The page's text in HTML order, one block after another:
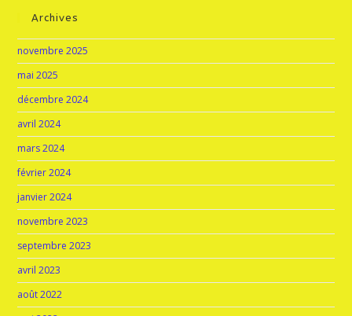
Archives
novembre 2025
mai 2025
décembre 2024
avril 2024
mars 2024
février 2024
janvier 2024
novembre 2023
septembre 2023
avril 2023
août 2022